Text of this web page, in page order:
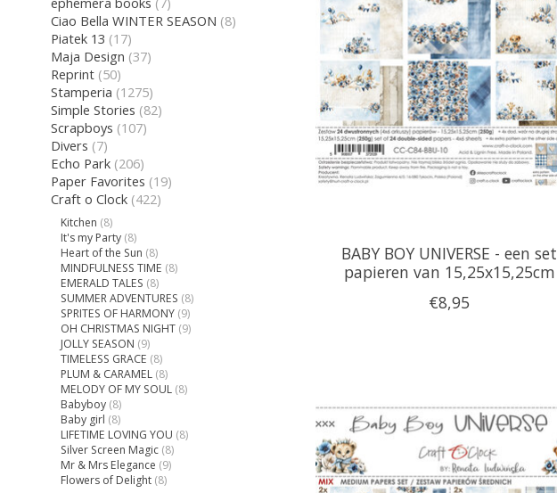
Ciao Bella WINTER SEASON (8)
Piatek 13 (17)
Maja Design (37)
Reprint (50)
Stamperia (1275)
Simple Stories (82)
Scrapboys (107)
Divers (7)
Echo Park (206)
Paper Favorites (19)
Craft o Clock (422)
Kitchen (8)
It's my Party (8)
Heart of the Sun (8)
MINDFULNESS TIME (8)
EMERALD TALES (8)
SUMMER ADVENTURES (8)
SPRITES OF HARMONY (9)
OH CHRISTMAS NIGHT (9)
JOLLY SEASON (9)
TIMELESS GRACE (8)
PLUM & CARAMEL (8)
MELODY OF MY SOUL (8)
Babyboy (8)
Baby girl (8)
LIFETIME LOVING YOU (8)
Silver Screen Magic (8)
Mr & Mrs Elegance (9)
Flowers of Delight (8)
BABY BOY UNIVERSE - een set
papieren van 15,25x15,25cm
€8,95